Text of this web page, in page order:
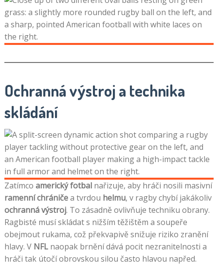
Ochranná výstroj a technika
skládání
Zatímco americký fotbalnařizuje, aby hráči nosili masivní
ramenní chráničea tvrdou helmu, v ragby chybí jakákoliv
ochranná výstroj. To zásadně ovlivňuje techniku obrany.
Ragbisté musí skládat s nižším těžištěm a soupeře
obejmout rukama, což překvapivě snižuje riziko zranění
hlavy. V NFLnaopak brnění dává pocit nezranitelnosti a
hráči tak útočí obrovskou silou často hlavou napřed.